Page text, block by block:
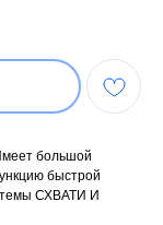
большой
быстрой
СХВАТИ И